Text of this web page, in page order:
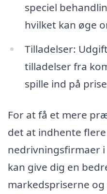
speciel
hvilket kan øge
Tilladelser:
tilladelser fra
spille ind på
For at få et mere
det at indhente
nedrivningsfirmaer
kan give dig en
markedspriserne